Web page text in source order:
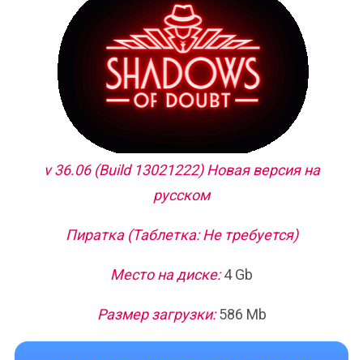
v 36.06 (Build 13021222) Новая версия на
русском
Пиратка (Таблетка: Не требуется)
Место на диске:4 Gb
Размер загрузки:586 Mb